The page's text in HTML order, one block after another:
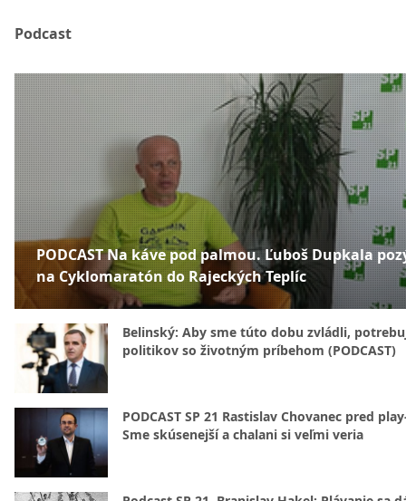
Podcast
PODCAST Na káve pod palmou. Ľuboš Dupkala
na Cyklomaratón do Rajeckých Teplíc
Belinský: Aby sme túto dobu zvládli,
politikov so životným príbehom (PODCAST)
PODCAST SP 21 Rastislav Chovanec pred
Sme skúsenejší a chalani si veľmi veria